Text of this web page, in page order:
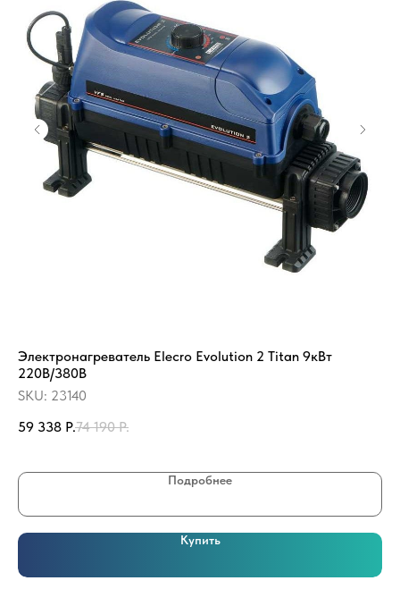
Электронагреватель Elecro Evolution 2 Titan 9кВт
220В/380В
SKU: 23140
59 338 Р.74 190 Р.
Подробнее
Купить